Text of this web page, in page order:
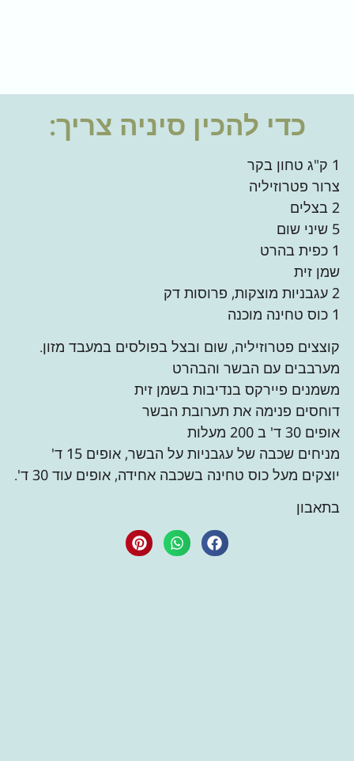
כדי להכין סיניה צריך:
1 ק"ג טחון בקר
צרור פטרוזיליה
2 בצלים
5 שיני שום
1 כפית בהרט
שמן זית
2 עגבניות מוצקות, פרוסות דק
1 כוס טחינה מוכנה
קוצצים פטרוזיליה, שום ובצל בפולסים במעבד מזון.
מערבבים עם הבשר והבהרט
משמנים פיירקס בנדיבות בשמן זית
דוחסים פנימה את תערובת הבשר
אופים 30 ד' ב 200 מעלות
מניחים שכבה של עגבניות על הבשר, אופים 15 ד'
יוצקים מעל כוס טחינה בשכבה אחידה, אופים עוד 30 ד'.
בתאבון